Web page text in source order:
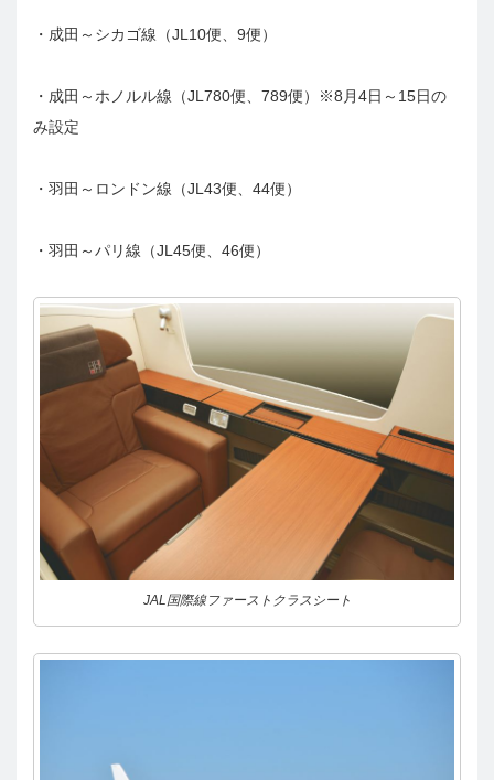
・成田～シカゴ線（JL10便、9便）
・成田～ホノルル線（JL780便、789便）※8月4日～15日の
み設定
・羽田～ロンドン線（JL43便、44便）
・羽田～パリ線（JL45便、46便）
JAL国際線ファーストクラスシート